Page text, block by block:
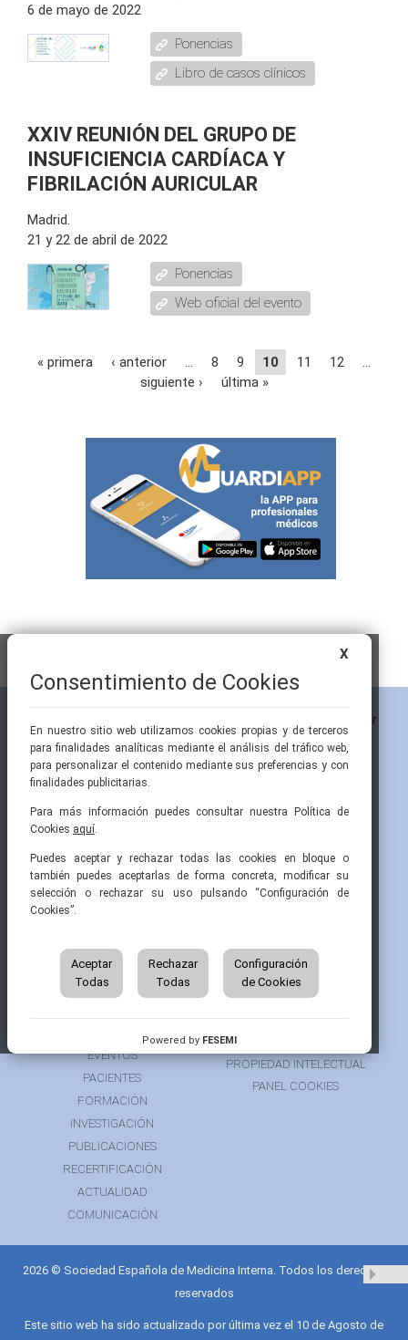
6 de mayo de 2022
Ponencias
Libro de casos clínicos
XXIV REUNIÓN DEL GRUPO DE
INSUFICIENCIA CARDÍACA Y
FIBRILACIÓN AURICULAR
Madrid.
21 y 22 de abril de 2022
Ponencias
Web oficial del evento
Páginas
« primera ‹ anterior … 8 9 10 11 12
…
siguiente ›
última »
Pintor Ribera, 3
28016 Madrid
91 519 70 80
91 519 70 81
semi@fesemi.org
femi@fesemi.org
ÁREA DE SOCIO
GRUPOS DE TRABAJO
EVENTOS
PACIENTES
FORMACIÓN
INVESTIGACIÓN
PUBLICACIONES
RECERTIFICACIÓN
ACTUALIDAD
COMUNICACIÓN
AVISO LEGAL
AVISO PARA PACIENTES
FINANCIACIÓN
POLÍTICA DE COOKIES
PROPIEDAD INTELECTUAL
PANEL COOKIES
2026 © Sociedad Española de Medicina Interna. Todos los derechos
reservados
Este sitio web ha sido actualizado por última vez el 10 de Agosto de
X
Consentimiento de Cookies
En nuestro sitio web utilizamos cookies propias y de terceros
para finalidades analíticas mediante el análisis del tráfico web,
para personalizar el contenido mediante sus preferencias y con
finalidades publicitarias.
Para más información puedes consultar nuestra Política de
Cookies aquí.
Puedes aceptar y rechazar todas las cookies en bloque o
también puedes aceptarlas de forma concreta, modificar su
selección o rechazar su uso pulsando “Configuración de
Cookies”.
Aceptar
Todas
Rechazar
Todas
Configuración
de Cookies
Powered by FESEMI